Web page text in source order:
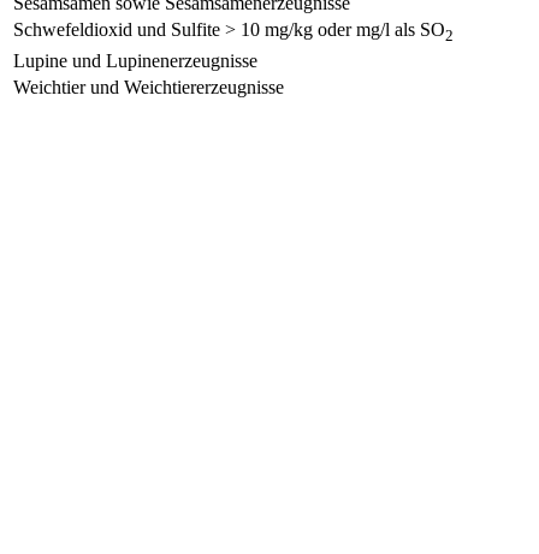
Schwefeldioxid und Sulfite > 10 mg/kg oder mg/l als SO2
Lupine und Lupinenerzeugnisse
Weichtier und Weichtiererzeugnisse